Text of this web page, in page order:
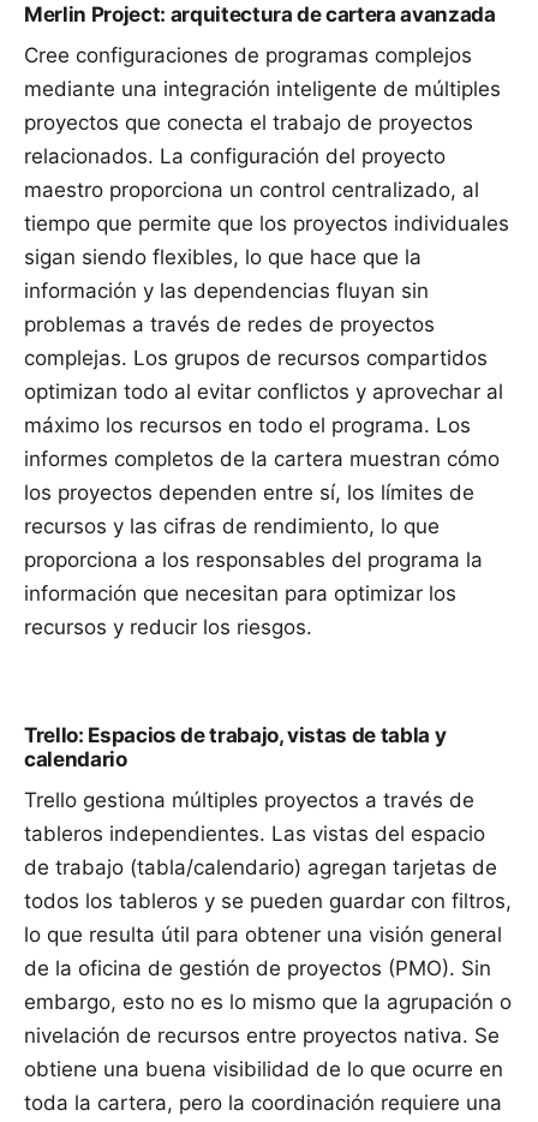
Merlin Project: arquitectura de cartera avanzada
Cree configuraciones de programas complejos
mediante una integración inteligente de múltiples
proyectos que conecta el trabajo de proyectos
relacionados. La configuración del proyecto
maestro proporciona un control centralizado, al
tiempo que permite que los proyectos individuales
sigan siendo flexibles, lo que hace que la
información y las dependencias fluyan sin
problemas a través de redes de proyectos
complejas. Los grupos de recursos compartidos
optimizan todo al evitar conflictos y aprovechar al
máximo los recursos en todo el programa. Los
informes completos de la cartera muestran cómo
los proyectos dependen entre sí, los límites de
recursos y las cifras de rendimiento, lo que
proporciona a los responsables del programa la
información que necesitan para optimizar los
recursos y reducir los riesgos.
Trello: Espacios de trabajo, vistas de tabla y
calendario
Trello gestiona múltiples proyectos a través de
tableros independientes. Las vistas del espacio
de trabajo (tabla/calendario) agregan tarjetas de
todos los tableros y se pueden guardar con filtros,
lo que resulta útil para obtener una visión general
de la oficina de gestión de proyectos (PMO). Sin
embargo, esto no es lo mismo que la agrupación o
nivelación de recursos entre proyectos nativa. Se
obtiene una buena visibilidad de lo que ocurre en
toda la cartera, pero la coordinación requiere una